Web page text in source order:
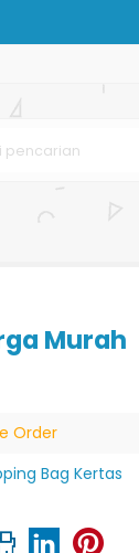
Murah
Order
Bag Kertas